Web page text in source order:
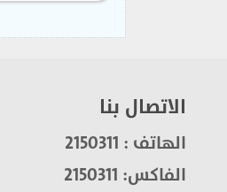
الاتصال بنا
الهاتف : 2150311
الفاكس: 2150311